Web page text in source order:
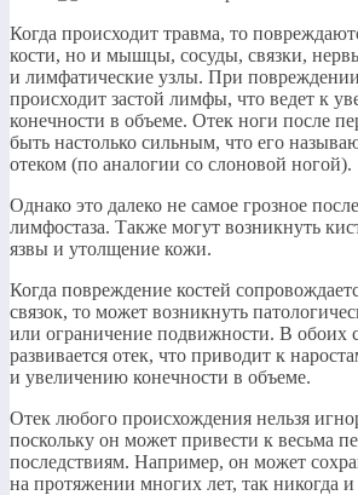
Когда происходит травма, то
кости, но и мышцы, сосуды, связки,
и лимфатические узлы. При
происходит застой лимфы, что ведет к
конечности в объеме. Отек ноги после
быть настолько сильным, что его
отеком (по аналогии со слоновой ногой).
Однако это далеко не самое грозное
лимфостаза. Также могут возникнуть
язвы и утолщение кожи.
Когда повреждение костей
связок, то может возникнуть
или ограничение подвижности. В обоих
развивается отек, что приводит к
и увеличению конечности в объеме.
Отек любого происхождения нельзя
поскольку он может привести к весьма
последствиям. Например, он может
на протяжении многих лет, так никогда